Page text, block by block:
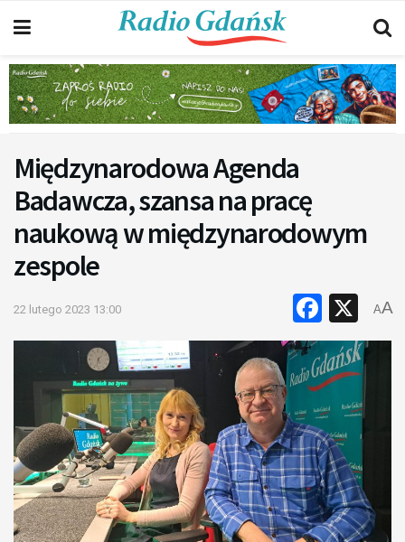
Międzynarodowa Agenda
Badawcza, szansa na pracę
naukową w międzynarodowym
zespole
22 lutego 2023 13:00 X
AA